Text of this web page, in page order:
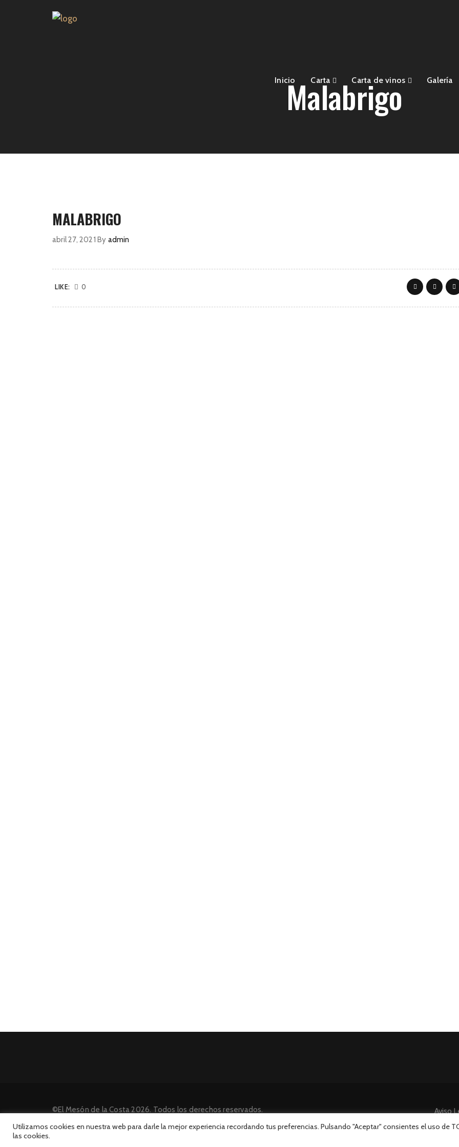
Inicio Carta Carta de vinos Galería
Malabrigo
MALABRIGO
abril 27, 2021 By admin
LIKE: 0
©El Mesón de la Costa 2026. Todos los derechos reservados.
Desarrollado por INFORmedia
Aviso
Utilizamos cookies en nuestra web para darle la mejor experiencia recordando tus preferencias. Pulsando "Aceptar" consientes el uso de
las cookies.